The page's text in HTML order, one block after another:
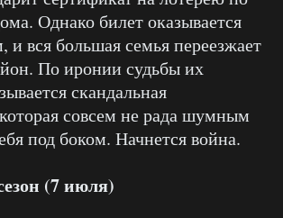
Однако билет оказывается
вся большая семья переезжает
По иронии судьбы их
скандальная
совсем не рада шумным
под боком. Начнется война.
(7 июля)